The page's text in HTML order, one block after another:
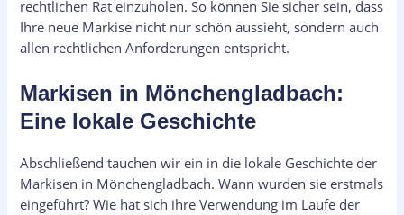
rechtlichen Rat einzuholen. So können Sie sicher sein, dass
Ihre neue Markise nicht nur schön aussieht, sondern auch
allen rechtlichen Anforderungen entspricht.
Markisen in Mönchengladbach:
Eine lokale Geschichte
Abschließend tauchen wir ein in die lokale Geschichte der
Markisen in Mönchengladbach. Wann wurden sie erstmals
eingeführt? Wie hat sich ihre Verwendung im Laufe der